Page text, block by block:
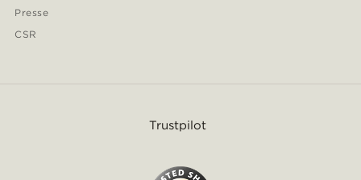
Presse
CSR
Trustpilot